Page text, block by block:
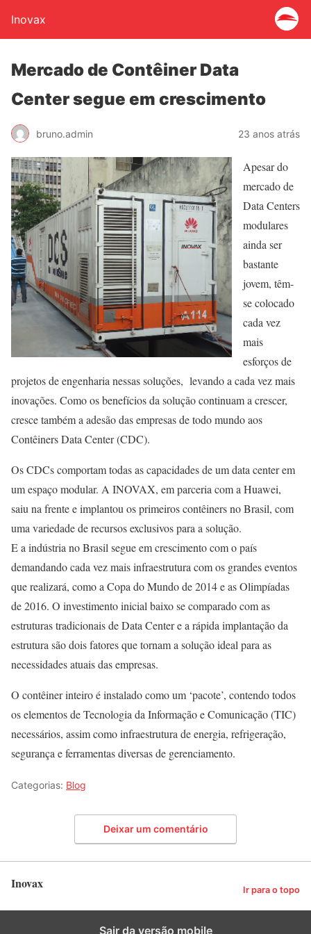
Inovax
Mercado de Contêiner Data
Center segue em crescimento
bruno.admin 23 anos atrás
Apesar do
mercado de
Data Centers
modulares
ainda ser
bastante
jovem, têm-
se colocado
cada vez
mais
esforços de
projetos de engenharia nessas soluções, levando a cada vez mais
inovações. Como os benefícios da solução continuam a crescer,
cresce também a adesão das empresas de todo mundo aos
Contêiners Data Center (CDC).
Os CDCs comportam todas as capacidades de um data center em
um espaço modular. A INOVAX, em parceria com a Huawei,
saiu na frente e implantou os primeiros contêiners no Brasil, com
uma variedade de recursos exclusivos para a solução.
E a indústria no Brasil segue em crescimento com o país
demandando cada vez mais infraestrutura com os grandes eventos
que realizará, como a Copa do Mundo de 2014 e as Olimpíadas
de 2016. O investimento inicial baixo se comparado com as
estruturas tradicionais de Data Center e a rápida implantação da
estrutura são dois fatores que tornam a solução ideal para as
necessidades atuais das empresas.
O contêiner inteiro é instalado como um ‘pacote’, contendo todos
os elementos de Tecnologia da Informação e Comunicação (TIC)
necessários, assim como infraestrutura de energia, refrigeração,
segurança e ferramentas diversas de gerenciamento.
Categorias: Blog
Deixar um comentário
Inovax Ir para o topo
Sair da versão mobile